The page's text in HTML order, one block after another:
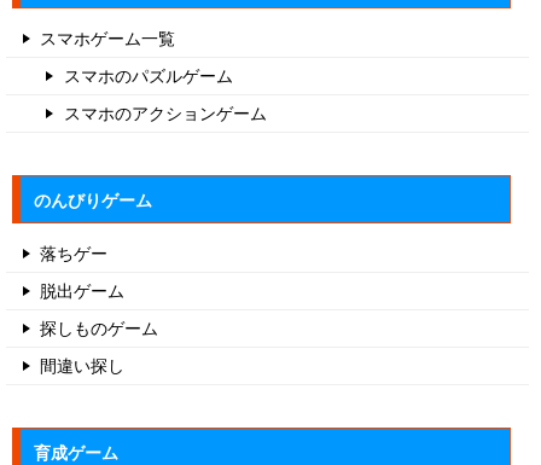
スマホゲーム一覧
スマホのパズルゲーム
スマホのアクションゲーム
のんびりゲーム
落ちゲー
脱出ゲーム
探しものゲーム
間違い探し
育成ゲーム